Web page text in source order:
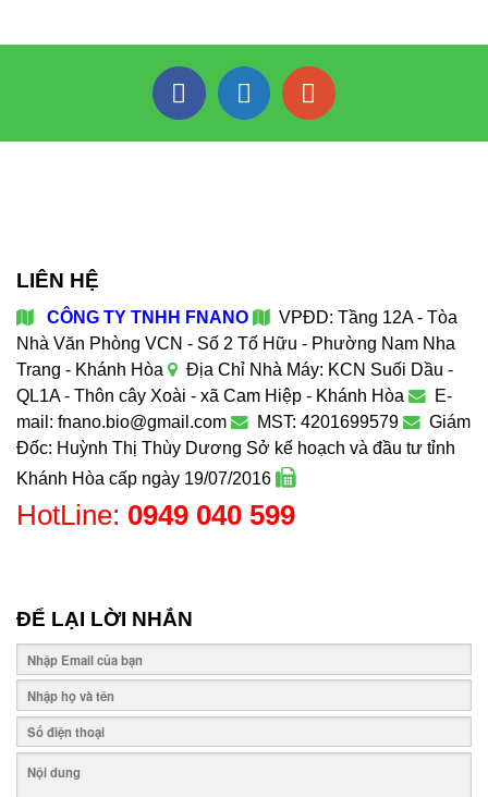
LIÊN HỆ
CÔNG TY TNHH FNANO
VPĐD: Tầng 12A - Tòa
Nhà Văn Phòng VCN - Số 2 Tố Hữu - Phường Nam Nha
Trang - Khánh Hòa
Địa Chỉ Nhà Máy: KCN Suối Dầu -
QL1A - Thôn cây Xoài - xã Cam Hiệp - Khánh Hòa
E-
mail: fnano.bio@gmail.com
MST: 4201699579
Giám
Đốc: Huỳnh Thị Thùy Dương Sở kế hoạch và đầu tư tỉnh
Khánh Hòa cấp ngày 19/07/2016
HotLine: 0949 040 599
ĐỂ LẠI LỜI NHẮN